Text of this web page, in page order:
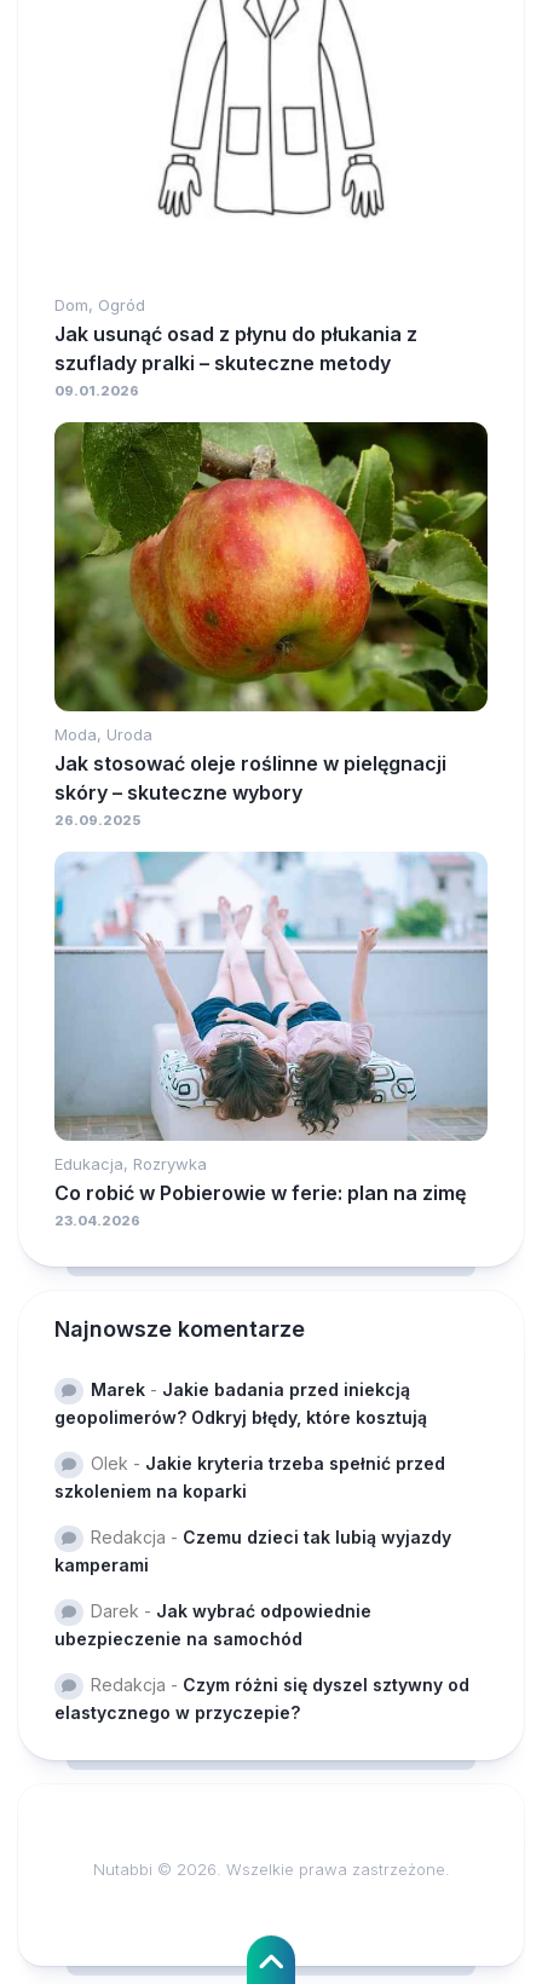
Dom, Ogród
Jak usunąć osad z płynu do płukania z
szuflady pralki – skuteczne metody
09.01.2026
Moda, Uroda
Jak stosować oleje roślinne w pielęgnacji
skóry – skuteczne wybory
26.09.2025
Edukacja, Rozrywka
Co robić w Pobierowie w ferie: plan na zimę
23.04.2026
Najnowsze komentarze
Marek - Jakie badania przed iniekcją
geopolimerów? Odkryj błędy, które kosztują
Olek - Jakie kryteria trzeba spełnić przed
szkoleniem na koparki
Redakcja - Czemu dzieci tak lubią wyjazdy
kamperami
Darek - Jak wybrać odpowiednie
ubezpieczenie na samochód
Redakcja - Czym różni się dyszel sztywny od
elastycznego w przyczepie?
Nutabbi © 2026. Wszelkie prawa zastrzeżone.